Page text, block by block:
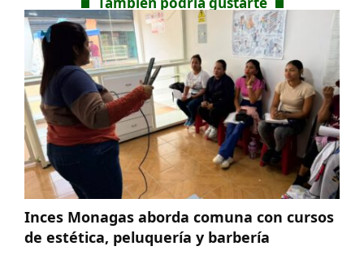
Inces Monagas aborda comuna con cursos
de estética, peluquería y barbería